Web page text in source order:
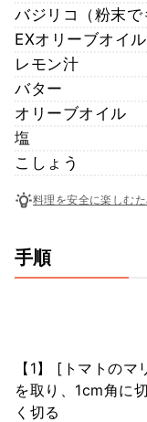
バジリコ（粉末で
EXオリーブオイル
レモン汁
バター
オリーブオイル
塩
こしょう
料理を安全に楽しむ
手順
【1】 [トマトの
を取り、1cm角に
く切る